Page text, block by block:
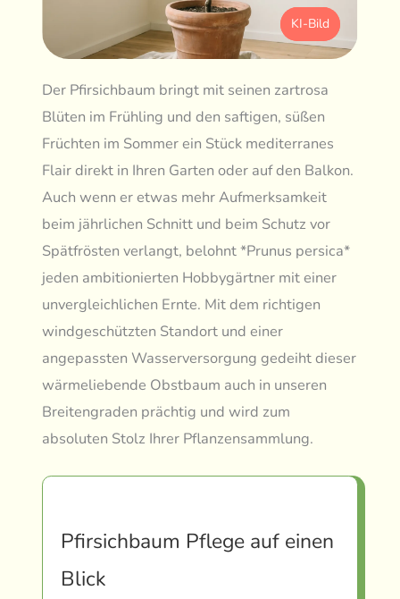
KI-Bild
Der Pfirsichbaum bringt mit seinen zartrosa
Blüten im Frühling und den saftigen, süßen
Früchten im Sommer ein Stück mediterranes
Flair direkt in Ihren Garten oder auf den Balkon.
Auch wenn er etwas mehr Aufmerksamkeit
beim jährlichen Schnitt und beim Schutz vor
Spätfrösten verlangt, belohnt *Prunus persica*
jeden ambitionierten Hobbygärtner mit einer
unvergleichlichen Ernte. Mit dem richtigen
windgeschützten Standort und einer
angepassten Wasserversorgung gedeiht dieser
wärmeliebende Obstbaum auch in unseren
Breitengraden prächtig und wird zum
absoluten Stolz Ihrer Pflanzensammlung.
Pfirsichbaum Pflege auf einen
Blick